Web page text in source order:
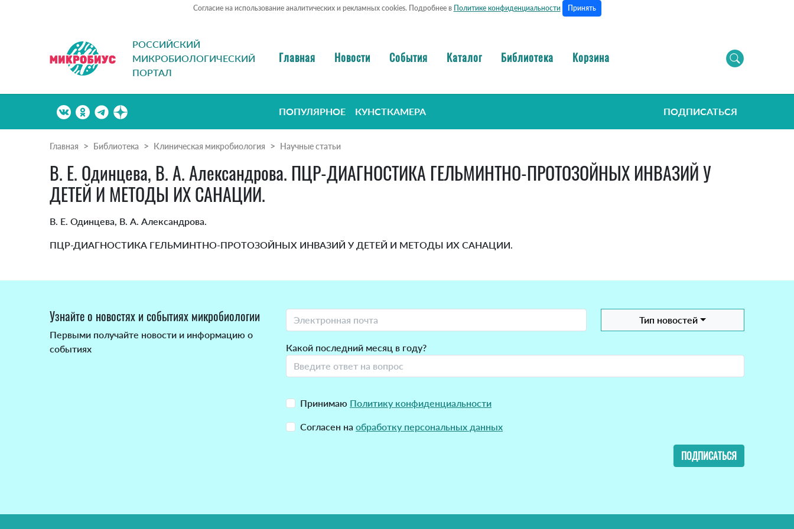
Согласие на использование аналитических и рекламных cookies. Подробнее в Политике конфиденциальности Принять
РОССИЙСКИЙ
МИКРОБИОЛОГИЧЕСКИЙ
ПОРТАЛ
Главная Новости События Каталог Библиотека Корзина
ПОПУЛЯРНОЕ КУНСТКАМЕРА ПОДПИСАТЬСЯ
Главная Библиотека Клиническая микробиология Научные статьи
В. Е. Одинцева, В. А. Александрова. ПЦР-ДИАГНОСТИКА ГЕЛЬМИНТНО-ПРОТОЗОЙНЫХ ИНВАЗИЙ У
ДЕТЕЙ И МЕТОДЫ ИХ САНАЦИИ.
В. Е. Одинцева, В. А. Александрова.
ПЦР-ДИАГНОСТИКА ГЕЛЬМИНТНО-ПРОТОЗОЙНЫХ ИНВАЗИЙ У ДЕТЕЙ И МЕТОДЫ ИХ САНАЦИИ.
Узнайте о новостях и событиях микробиологии
Первыми получайте новости и информацию о
событиях
Тип новостей
Какой последний месяц в году?
Принимаю Политику конфиденциальности
Согласен на обработку персональных данных
ПОДПИСАТЬСЯ